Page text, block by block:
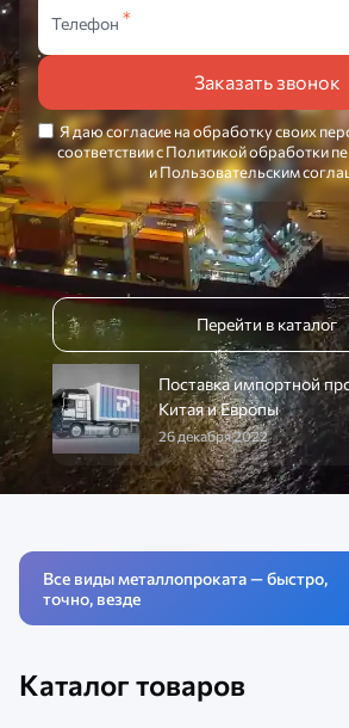
Телефон
Заказать звонок
Я даюсогласиена обработку своих
соответствии сПолитикой обработки
иПользовательским
Перейти в каталог
Поставка импортной
Китая и Европы
26 декабря 2022
Все виды металлопроката — быстро,
точно, везде
Каталог товаров